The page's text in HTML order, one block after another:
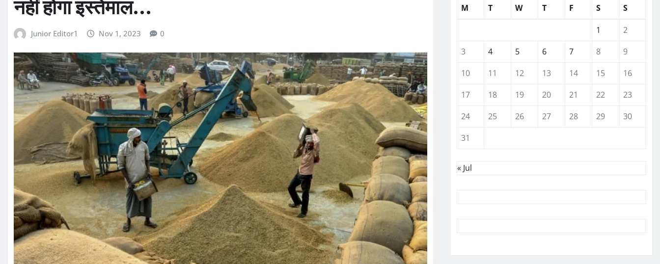
नहीं होगा इस्तेमाल…
Junior Editor1 Nov 1, 2023 0
M
T W T F S S
1
2
3
4 5 6 7 8
9
10
11 12 13 14 15
16
17
18 19 20 21 22
23
24
25 26 27 28 29
30
31
« Jul